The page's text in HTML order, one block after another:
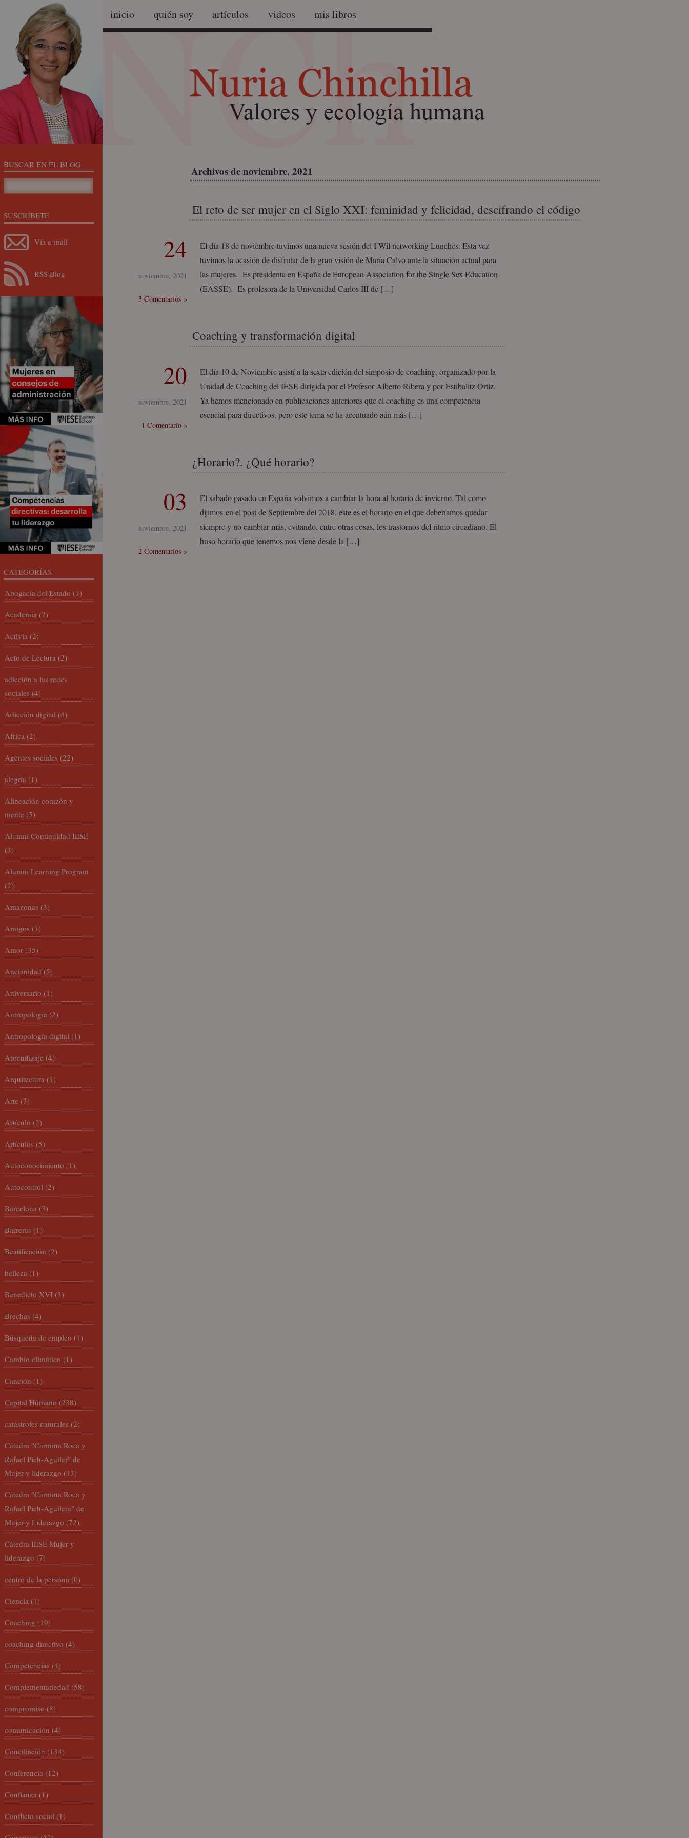
inicio quién soy artículos videos mis libros
Archivos de noviembre, 2021
El reto de ser mujer en el Siglo XXI: feminidad y felicidad, descifrando el código
24
noviembre, 2021
3 Comentarios »
El día 18 de noviembre tuvimos una nueva sesión del I-Wil networking Lunches. Esta vez
tuvimos la ocasión de disfrutar de la gran visión de María Calvo ante la situación actual para
las mujeres. Es presidenta en España de European Association for the Single Sex Education
(EASSE). Es profesora de la Universidad Carlos III de […]
Coaching y transformación digital
20
noviembre, 2021
1 Comentario »
El día 10 de Noviembre asistí a la sexta edición del simposio de coaching, organizado por la
Unidad de Coaching del IESE dirigida por el Profesor Alberto Ribera y por Estibalitz Ortiz.
Ya hemos mencionado en publicaciones anteriores que el coaching es una competencia
esencial para directivos, pero este tema se ha acentuado aún más […]
¿Horario?. ¿Qué horario?
03
noviembre, 2021
2 Comentarios »
El sábado pasado en España volvimos a cambiar la hora al horario de invierno. Tal como
dijimos en el post de Septiembre del 2018, este es el horario en el que deberíamos quedar
siempre y no cambiar más, evitando, entre otras cosas, los trastornos del ritmo circadiano. El
huso horario que tenemos nos viene desde la […]
BUSCAR EN EL BLOG
SUSCRÍBETE
Vía e-mail
RSS Blog
CATEGORÍAS
Abogacía del Estado (1)
Academia (2)
Activia (2)
Acto de Lectura (2)
adicción a las redes
sociales (4)
Adicción digital (4)
Africa (2)
Agentes sociales (22)
alegría (1)
Alineación corazón y
mente (5)
Alumni Continuidad IESE
(3)
Alumni Learning Program
(2)
Amazonas (3)
Amigos (1)
Amor (35)
Ancianidad (5)
Aniversario (1)
Antropología (2)
Antropología digital (1)
Aprendizaje (4)
Arquitectura (1)
Arte (3)
Artículo (2)
Artículos (5)
Autoconocimiento (1)
Autocontrol (2)
Barcelona (3)
Barreras (1)
Beatificación (2)
belleza (1)
Benedicto XVI (3)
Brechas (4)
Búsqueda de empleo (1)
Cambio climático (1)
Canción (1)
Capital Humano (238)
catástrofes naturales (2)
Cátedra "Carmina Roca y
Rafael Pich-Aguiler" de
Mujer y liderazgo (13)
Cátedra "Carmina Roca y
Rafael Pich-Aguilera" de
Mujer y Liderazgo (72)
Cátedra IESE Mujer y
liderazgo (7)
centro de la persona (0)
Ciencia (1)
Coaching (19)
coaching directivo (4)
Competencias (4)
Complementariedad (58)
compromiso (8)
comunicación (4)
Conciliación (134)
Conferencia (12)
Confianza (1)
Conflicto social (1)